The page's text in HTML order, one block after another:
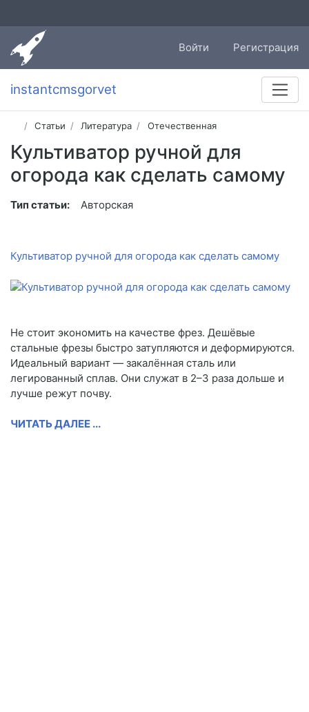
Войти Регистрация
instantcmsgorvet
Статьи Литература Отечественная
Культиватор ручной для
огорода как сделать самому
Тип статьи: Авторская
Культиватор ручной для огорода как сделать самому
Не стоит экономить на качестве фрез. Дешёвые
стальные фрезы быстро затупляются и деформируются.
Идеальный вариант — закалённая сталь или
легированный сплав. Они служат в 2–3 раза дольше и
лучше режут почву.
ЧИТАТЬ ДАЛЕЕ ...